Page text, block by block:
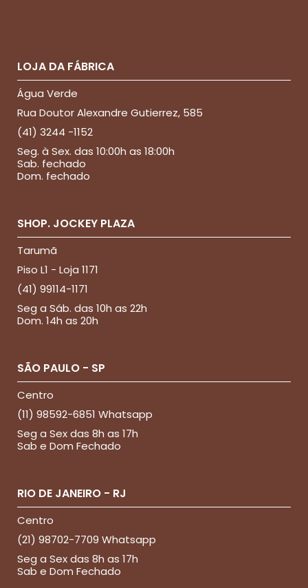
LOJA DA FÁBRICA
Água Verde
Rua Doutor Alexandre Gutierrez, 585
(41) 3244 -1152
Seg. à Sex. das 10:00h as 18:00h
Sab. fechado
Dom. fechado
SHOP. JOCKEY PLAZA
Tarumã
Piso L1 - Loja 1171
(41) 99114-1171
Seg a Sáb. das 10h as 22h
Dom. 14h as 20h
SÃO PAULO - SP
Centro
(11) 98592-6851 Whatsapp
Seg a Sex das 8h as 17h
Sab e Dom Fechado
RIO DE JANEIRO - RJ
Centro
(21) 98702-7709 Whatsapp
Seg a Sex das 8h as 17h
Sab e Dom Fechado